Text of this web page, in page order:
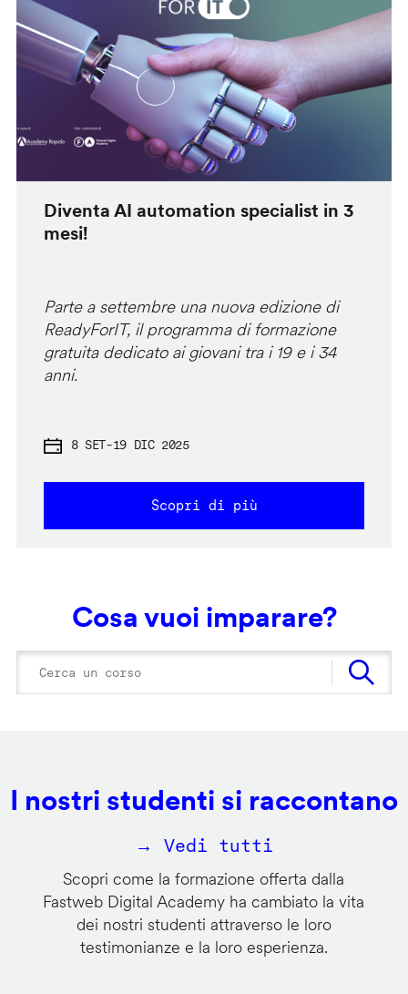
Diventa AI automation specialist in 3
mesi!
Parte a settembre una nuova edizione di
ReadyForIT, il programma di formazione
gratuita dedicato ai giovani tra i 19 e i 34
anni.
8 SET-19 DIC 2025
Scopri di più
Cosa vuoi imparare?
I nostri studenti si raccontano
→ Vedi tutti
Scopri come la formazione offerta dalla
Fastweb Digital Academy ha cambiato la vita
dei nostri studenti attraverso le loro
testimonianze e la loro esperienza.